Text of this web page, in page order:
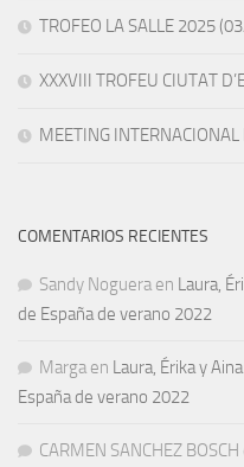
TROFEO LA SALLE 2025
XXXVIII TROFEU CIUTAT
MEETING
COMENTARIOS RECIENTES
Sandy Noguera en Laura,
de España de verano 2022
Marga en Laura, Érika y
España de verano 2022
CARMEN SANCHEZ BOSCH